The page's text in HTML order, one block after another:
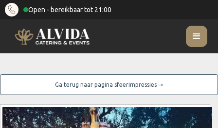
Open - bereikbaar tot 21:00
Ga terug naar pagina sfeerimpressies ⇢